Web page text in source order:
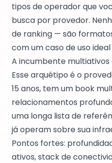
tipos de operador que
busca por provedor.
de ranking — são
com um caso de uso
A incumbente multiativos
Esse arquétipo é o
15 anos, tem um book
relacionamentos
uma longa lista de
já operam sobre sua
Pontos fortes:
ativos, stack de